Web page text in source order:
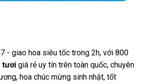
- giao hoa siêu tốc trong 2h, với 800
tươi giá rẻ uy tín trên toàn quốc, chuyên
hoa chúc mừng sinh nhật, tốt